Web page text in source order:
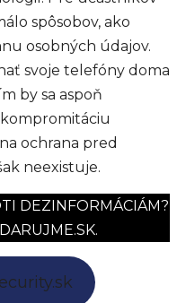
spôsobov, ako
osobných údajov.
svoje telefóny doma
by sa aspoň
ochrana pred
neexistuje.
DEZINFORMÁCIÁM?